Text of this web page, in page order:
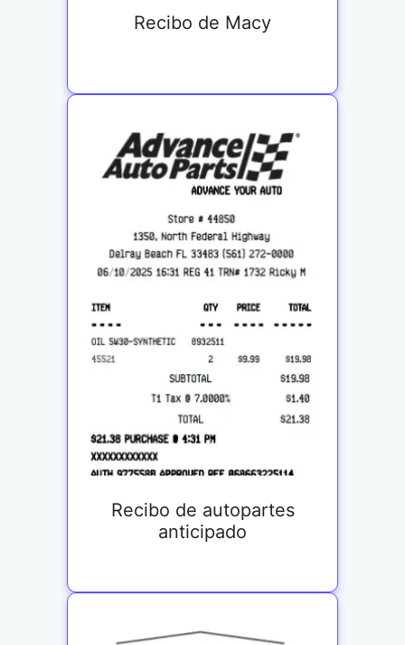
Recibo de Macy
Recibo de autopartes
anticipado